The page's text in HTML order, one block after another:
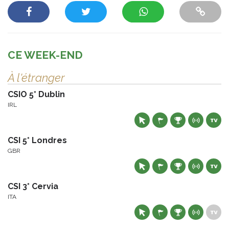
CE WEEK-END
À l'étranger
CSIO 5* Dublin
IRL
CSI 5* Londres
GBR
CSI 3* Cervia
ITA